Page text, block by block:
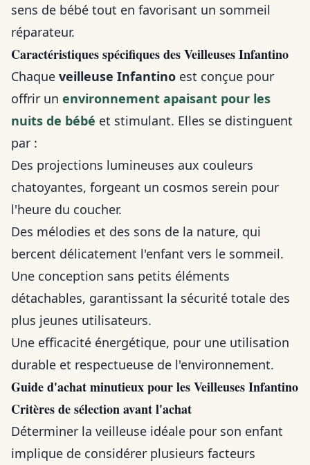
sens de bébé tout en favorisant un sommeil
réparateur.
Caractéristiques spécifiques des Veilleuses Infantino
Chaque veilleuse Infantino est conçue pour
offrir un environnement apaisant pour les
nuits de bébé et stimulant. Elles se distinguent
par :
Des projections lumineuses aux couleurs
chatoyantes, forgeant un cosmos serein pour
l'heure du coucher.
Des mélodies et des sons de la nature, qui
bercent délicatement l'enfant vers le sommeil.
Une conception sans petits éléments
détachables, garantissant la sécurité totale des
plus jeunes utilisateurs.
Une efficacité énergétique, pour une utilisation
durable et respectueuse de l'environnement.
Guide d'achat minutieux pour les Veilleuses Infantino
Critères de sélection avant l'achat
Déterminer la veilleuse idéale pour son enfant
implique de considérer plusieurs facteurs